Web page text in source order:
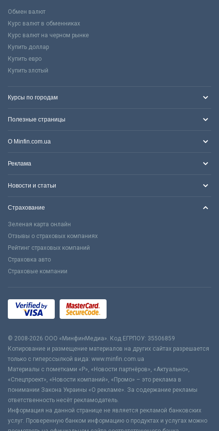
Обмен валют
Курс валют в обменниках
Курс валют на черном рынке
Купить доллар
Купить евро
Купить злотый
Курсы по городам
Полезные страницы
О Minfin.com.ua
Реклама
Новости и статьи
Страхование
Зеленая карта онлайн
Отзывы о страховых компаниях
Рейтинг страховых компаний
Страховка авто
Страховые компании
© 2008-2026 ООО «МинфинМедиа». Код ЕГРПОУ: 35506859
Копирование и размещение материалов на других сайтах разрешается
только с гиперссылкой вида: www.minfin.com.ua
Материалы с пометками «Р», «Новости партнёров», «Актуально»,
«Спецпроект», «Новости компаний», «Промо» – это реклама в
понимании Закона Украины «О рекламе». За содержание рекламы
ответственность несёт рекламодатель.
Информация на данной странице не является рекламой банковских
услуг. Проверенную банком информацию о продуктах и услугах можно